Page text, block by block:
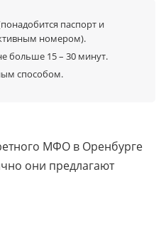
паспорт и
номером).
больше 15 – 30 минут.
способом.
МФО в Оренбурге
они предлагают